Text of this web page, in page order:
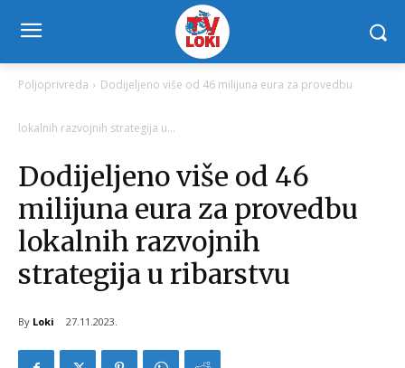
Poljoprivreda Dodijeljeno više od 46 milijuna eura za provedbu
lokalnih razvojnih strategija u...
Dodijeljeno više od 46
milijuna eura za provedbu
lokalnih razvojnih
strategija u ribarstvu
By Loki 27.11.2023.